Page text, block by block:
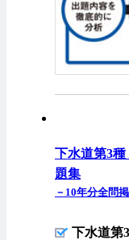
下水道第3
題集
－10年分全問
下水道第